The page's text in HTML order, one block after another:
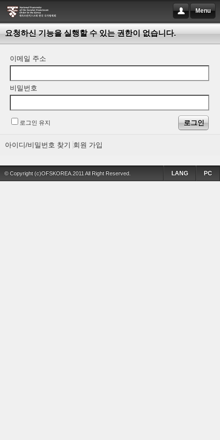
Menu
요청하신 기능을 실행할 수 있는 권한이 없습니다.
이메일 주소
비밀번호
로그인 유지
아이디/비밀번호 찾기 회원 가입
© Copyright (c)OFSKOREA.2011 All Right Reserved. PC
LANG